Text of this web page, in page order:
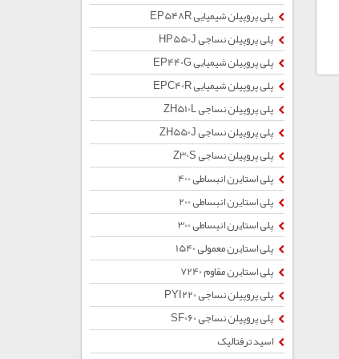
پلی پروپیلن شیمیایی EP548R
پلی پروپیلن نساجی HP550J
پلی پروپیلن شیمیایی EP440G
پلی پروپیلن شیمیایی EPC40R
پلی پروپیلن نساجی ZH510L
پلی پروپیلن نساجی ZH550J
پلی پروپیلن نساجی Z30S
پلی استایرن انبساطی 400
پلی استایرن انبساطی 200
پلی استایرن انبساطی 300
پلی استایرن معمولی 1540
پلی استایرن مقاوم 7240
پلی پروپیلن نساجی PYI220
پلی پروپیلن نساجی SF060
اسید ترفتالیک